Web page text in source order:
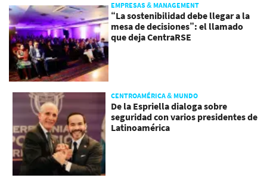
EMPRESAS & MANAGEMENT
“La sostenibilidad debe llegar a la
mesa de decisiones”: el llamado
que deja CentraRSE
CENTROAMÉRICA & MUNDO
De la Espriella dialoga sobre
seguridad con varios presidentes de
Latinoamérica